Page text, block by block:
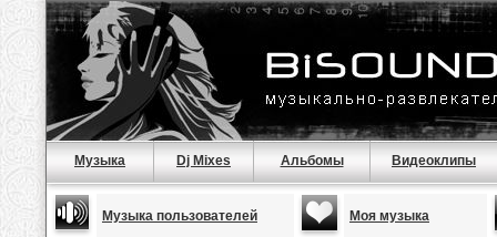
Музыка Dj Mixes Альбомы Видеоклипы
Музыка пользователей Моя музыка